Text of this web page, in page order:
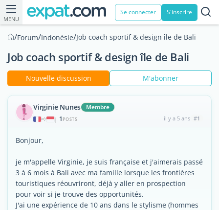
MENU
Se connecter S'inscrire
/Forum/Indonésie/Job coach sportif & design île de Bali
Job coach sportif & design île de Bali
Nouvelle discussion M'abonner
Virginie Nunes Membre
| 1 POSTS il y a 5 ans #1
Bonjour,
je m'appelle Virginie, je suis française et j'aimerais passé
3 à 6 mois à Bali avec ma famille lorsque les frontières
touristiques réouvriront, déjà y aller en prospection
pour voir si je trouve des opportunités.
J'ai une expérience de 10 ans dans le stylisme (hommes